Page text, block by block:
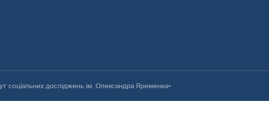
соціальних досліджень ім. Олександра Яременка»